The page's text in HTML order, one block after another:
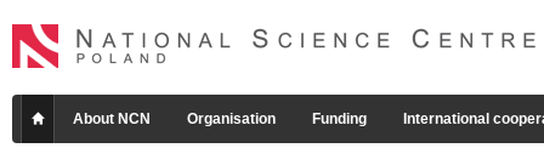
About NCN Organisation Funding International